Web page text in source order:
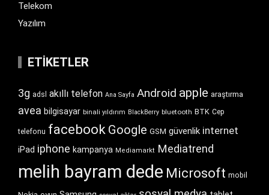
Telekom
Yazılım
ETIKETLER
3g adsl akıllı telefon Ana Sayfa Android apple araştırma
avea bilgisayar binali yıldırım BlackBerry bluetooth BTK Cep
telefonu facebook Google GSM güvenlik internet
iPad iphone kampanya Mediamarkt Mediatrend
melih bayram dede Microsoft mobil